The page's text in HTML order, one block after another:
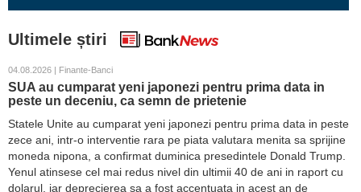
Ultimele știri
04.08.2026 | Finante-Banci
SUA au cumparat yeni japonezi pentru prima data in
peste un deceniu, ca semn de prietenie
Statele Unite au cumparat yeni japonezi pentru prima data in peste
zece ani, intr-o interventie rara pe piata valutara menita sa sprijine
moneda nipona, a confirmat duminica presedintele Donald Trump.
Yenul atinsese cel mai redus nivel din ultimii 40 de ani in raport cu
dolarul, iar deprecierea sa a fost accentuata in acest an de